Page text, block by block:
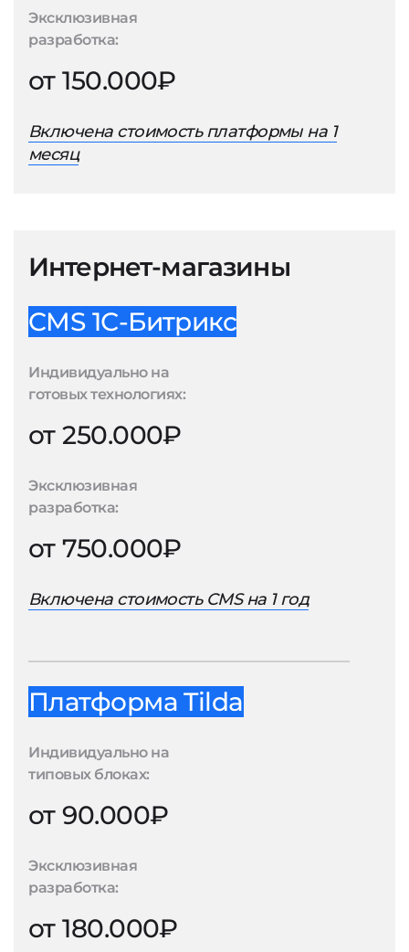
Эксклюзивная
разработка:
от 150.000₽
Включена стоимость платформы на 1
месяц
Интернет-магазины
CMS 1С-Битрикс
Индивидуально на
готовых технологиях:
от 250.000₽
Эксклюзивная
разработка:
от 750.000₽
Включена стоимость CMS на 1 год
Платформа Tilda
Индивидуально на
типовых блоках:
от 90.000₽
Эксклюзивная
разработка:
от 180.000₽